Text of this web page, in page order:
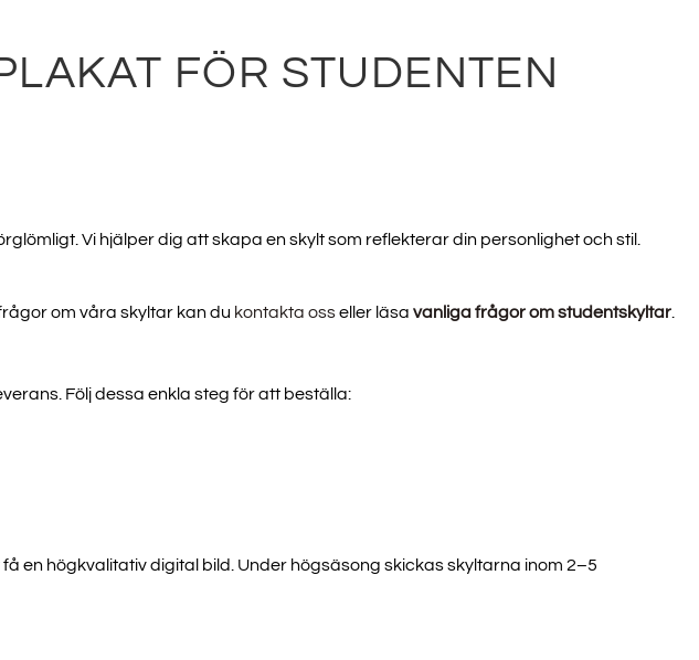
FÖR STUDENTEN
Vi hjälper dig att skapa en skylt som reflekterar din personlighet och stil.
om våra skyltar kan du kontakta osseller läsa vanliga frågor om studentskyltar.
Följ dessa enkla steg för att beställa:
en högkvalitativ digital bild. Under högsäsong skickas skyltarna inom 2–5